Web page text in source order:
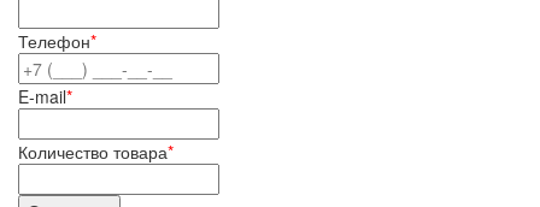
Телефон*
E-mail*
Количество товара*